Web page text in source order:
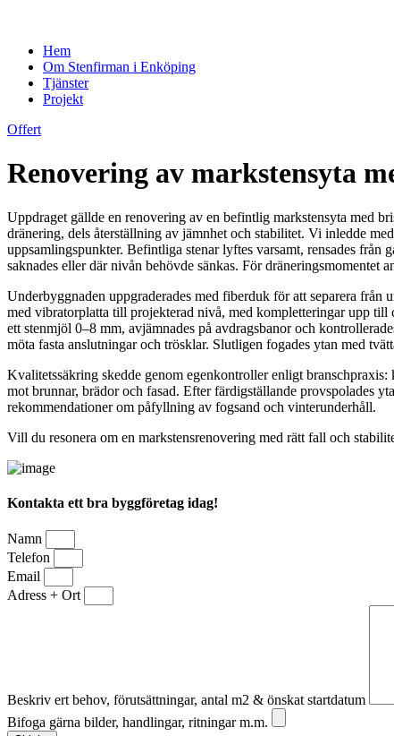
Hem
Om Stenfirman i Enköping
Tjänster
Projekt
Offert
Renovering av markstensyta
Uppdraget gällde en renovering av en befintlig markstensyta med
dränering, dels återställning av jämnhet och stabilitet. Vi inledde
uppsamlingspunkter. Befintliga stenar lyftes varsamt, rensades från
saknades eller där nivån behövde sänkas. För dräneringsmomentet
Underbyggnaden uppgraderades med fiberduk för att separera
med vibratorplatta till projekterad nivå, med kompletteringar upp till
ett stenmjöl 0–8 mm, avjämnades på avdragsbanor och
möta fasta anslutningar och trösklar. Slutligen fogades ytan med
Kvalitetssäkring skedde genom egenkontroller enligt
mot brunnar, brädor och fasad. Efter färdigställande provspolades
rekommendationer om påfyllning av fogsand och vinterunderhåll.
Vill du resonera om en markstensrenovering med rätt fall och
Kontakta ett bra byggföretag idag!
Namn
Telefon
Email
Adress + Ort
Beskriv ert behov, förutsättningar, antal m2 & önskat startdatum
Bifoga gärna bilder, handlingar, ritningar m.m.